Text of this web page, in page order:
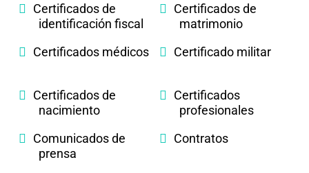
Certificados de
identificación fiscal
Certificados de
matrimonio
Certificados médicos
Certificado militar
Certificados de
nacimiento
Certificados
profesionales
Comunicados de
prensa
Contratos